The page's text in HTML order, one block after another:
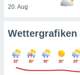
klicken.
und
20. Aug
Wettergrafiken
33° 30° 30° 30° 29°